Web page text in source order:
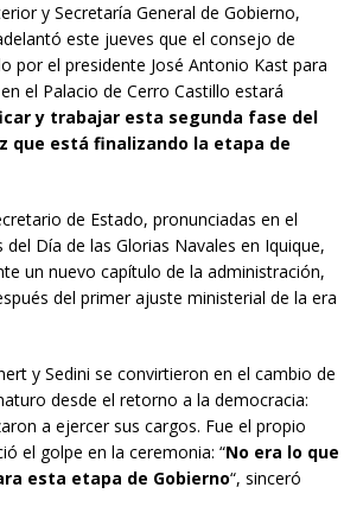
y Secretaría General de Gobierno,
este jueves que el consejo de
por el presidente José Antonio Kast para
el Palacio de Cerro Castillo estará
y trabajar esta segunda fase del
que está finalizando la etapa de
de Estado, pronunciadas en el
Día de las Glorias Navales en Iquique,
un nuevo capítulo de la administración,
del primer ajuste ministerial de la era
y Sedini se convirtieron en el cambio de
desde el retorno a la democracia:
a ejercer sus cargos. Fue el propio
el golpe en la ceremonia: “No era lo que
esta etapa de Gobierno“, sinceró